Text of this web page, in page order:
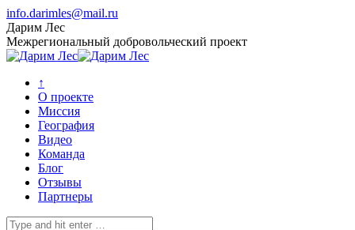
Перейти
к
содержанию
info.darimles@mail.ru
Вконтакте
page
opens
new
window
Vimeo
page
opens
new
window
Дарим Лес
Межрегиональный добровольческий проект
↑
О проекте
Миссия
География
Видео
Команда
Блог
Отзывы
Партнеры
Поиск: